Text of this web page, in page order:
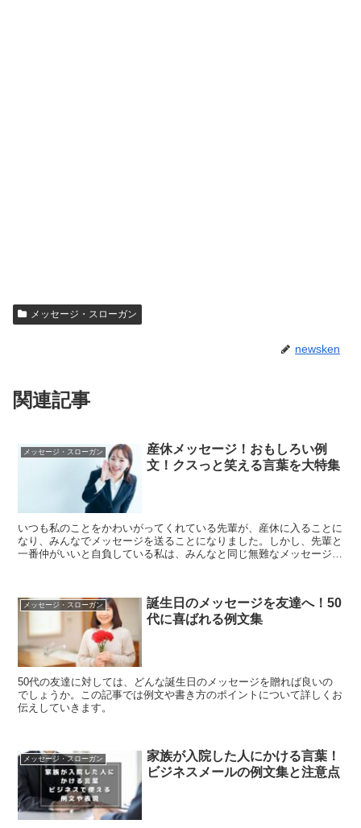
メッセージ・スローガン
newsken
関連記事
メッセージ・スローガン
産休メッセージ！おもしろい例
文！クスっと笑える言葉を大特集
いつも私のことをかわいがってくれている先輩が、産休に入ることに
なり、みんなでメッセージを送ることになりました。しかし、先輩と
一番仲がいいと自負している私は、みんなと同じ無難なメッセージで
メッセージ・スローガン
誕生日のメッセージを友達へ！50
代に喜ばれる例文集
50代の友達に対しては、どんな誕生日のメッセージを贈れば良いの
でしょうか。この記事では例文や書き方のポイントについて詳しくお
伝えしていきます。
メッセージ・スローガン
家族が入院した人にかける言葉！
ビジネスメールの例文集と注意点